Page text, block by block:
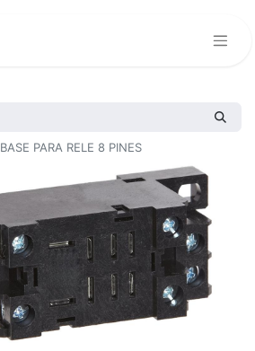
BASE PARA RELE 8 PINES